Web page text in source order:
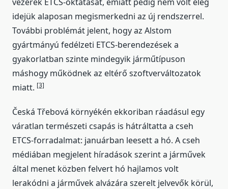
idejük alaposan megismerkedni az új rendszerrel.
További problémát jelent, hogy az Alstom
gyártmányú fedélzeti ETCS-berendezések a
gyakorlatban szinte mindegyik járműtípuson
máshogy működnek az eltérő szoftverváltozatok
miatt. [3]
Česká Třebová környékén ekkoriban ráadásul egy
váratlan természeti csapás is hátráltatta a cseh
ETCS-forradalmat: januárban leesett a hó. A cseh
médiában megjelent híradások szerint a járművek
által menet közben felvert hó hajlamos volt
lerakódni a járművek alvázára szerelt jelvevők körül,